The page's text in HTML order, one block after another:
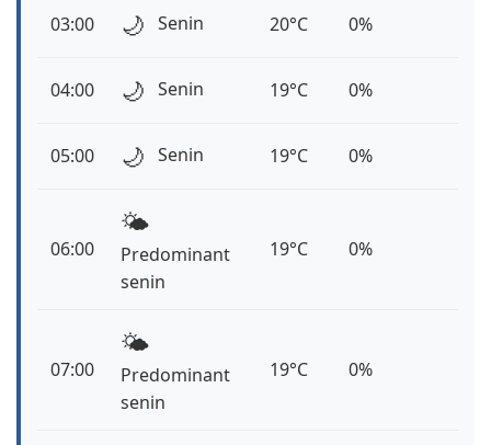
03:00 🌙 Senin 20°C 0%
04:00 🌙 Senin 19°C 0%
05:00 🌙 Senin 19°C 0%
06:00
🌤️
Predominant
senin
19°C 0%
07:00
🌤️
Predominant
senin
19°C 0%